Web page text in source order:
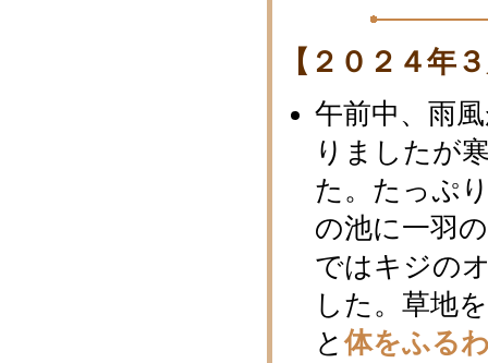
【２０２４年
午前中、雨
りましたが
た。たっぷ
の池に一羽の
ではキジの
した。草地
と体をふる